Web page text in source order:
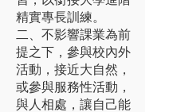
精實專長訓練。
二、不影響課業為前
提之下，參與校內外
活動，接近大自然，
或參與服務性活動，
與人相處，讓自己能